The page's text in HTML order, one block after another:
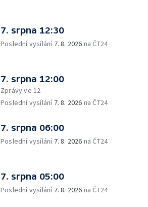
7. srpna 12:30
Poslední vysílání 7. 8. 2026 na ČT24
7. srpna 12:00
Zprávy ve 12
Poslední vysílání 7. 8. 2026 na ČT24
7. srpna 06:00
Poslední vysílání 7. 8. 2026 na ČT24
7. srpna 05:00
Poslední vysílání 7. 8. 2026 na ČT24